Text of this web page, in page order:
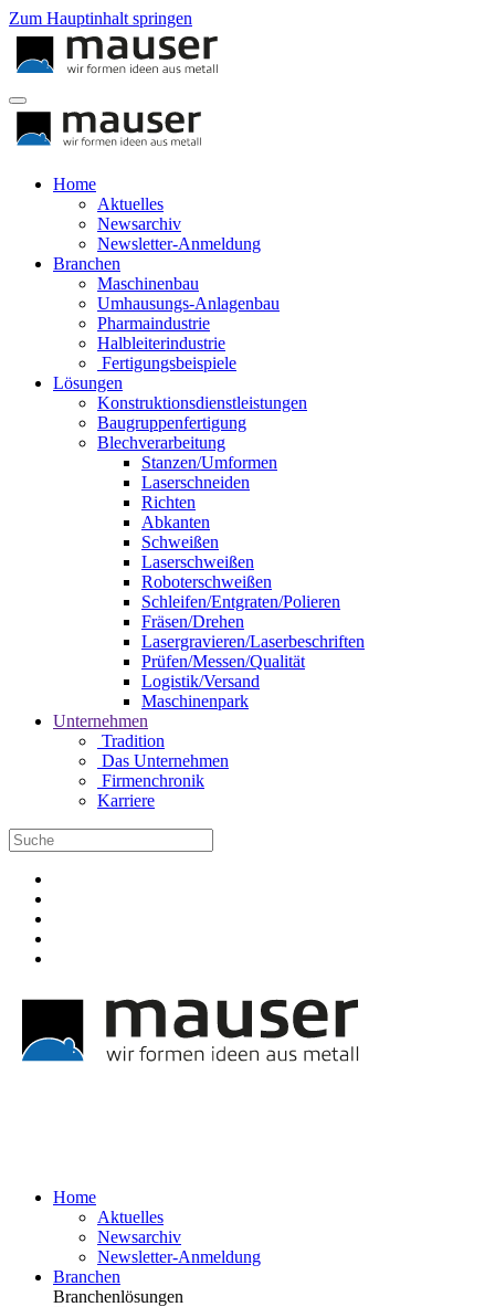
Zum Hauptinhalt springen
Home
Aktuelles
Newsarchiv
Newsletter-Anmeldung
Branchen
Maschinenbau
Umhausungs-Anlagenbau
Pharmaindustrie
Halbleiterindustrie
Fertigungsbeispiele
Lösungen
Konstruktionsdienstleistungen
Baugruppenfertigung
Blechverarbeitung
Stanzen/Umformen
Laserschneiden
Richten
Abkanten
Schweißen
Laserschweißen
Roboterschweißen
Schleifen/Entgraten/Polieren
Fräsen/Drehen
Lasergravieren/Laserbeschriften
Prüfen/Messen/Qualität
Logistik/Versand
Maschinenpark
Unternehmen
Tradition
Das Unternehmen
Firmenchronik
Karriere
Home
Aktuelles
Newsarchiv
Newsletter-Anmeldung
Branchen
Branchenlösungen